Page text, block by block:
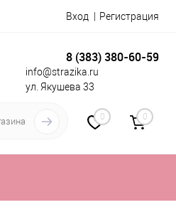
Вход Регистрация
8 (383) 380-60-59
info@strazika.ru
ул. Якушева 33
0 0